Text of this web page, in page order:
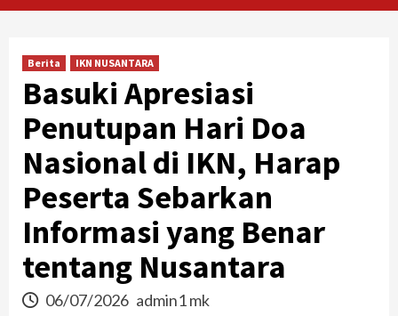
Berita IKN NUSANTARA
Basuki Apresiasi
Penutupan Hari Doa
Nasional di IKN, Harap
Peserta Sebarkan
Informasi yang Benar
tentang Nusantara
06/07/2026 admin1 mk